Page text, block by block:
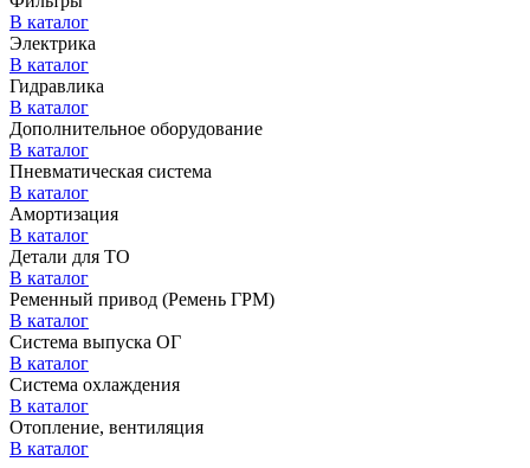
В каталог
Электрика
В каталог
Гидравлика
В каталог
Дополнительное оборудование
В каталог
Пневматическая система
В каталог
Амортизация
В каталог
Детали для ТО
В каталог
Ременный привод (Ремень ГРМ)
В каталог
Система выпуска ОГ
В каталог
Система охлаждения
В каталог
Отопление, вентиляция
В каталог